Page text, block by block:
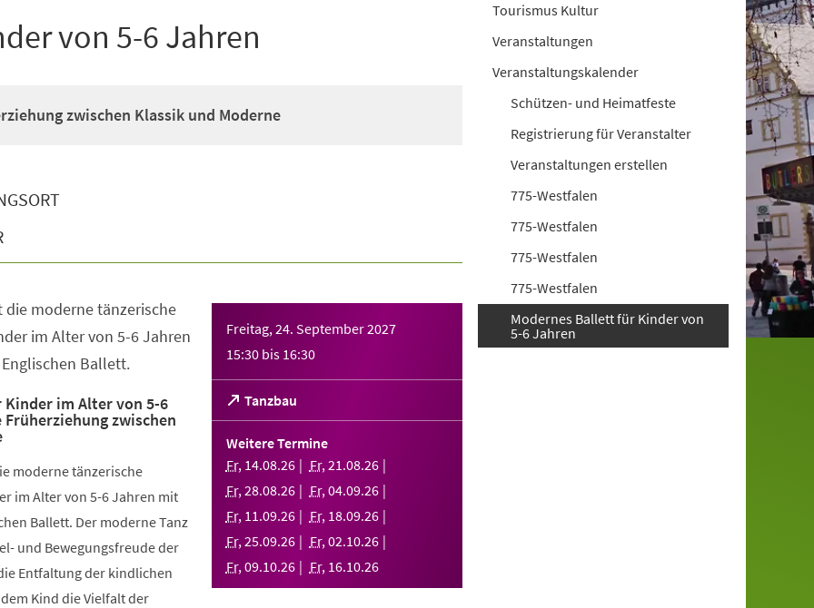
von 5-6 Jahren
zwischen Klassik und Moderne
Freitag, 24. September 2027
15:30 bis 16:30
Tanzbau
(Öffnet
in
einem
Tab)
Weitere Termine
Fr, 14.08.26 Fr,21.08.26
Fr,28.08.26 Fr,04.09.26
Fr, 11.09.26 Fr, 18.09.26
Fr,25.09.26 Fr,02.10.26
Fr,09.10.26 Fr, 16.10.26
die moderne tänzerische
im Alter von 5-6 Jahren
Ballett.
im Alter von 5-6
zwischen
moderne tänzerische
im Alter von 5-6 Jahren mit
Ballett. Der moderne Tanz
und Bewegungsfreude der
Entfaltung der kindlichen
Kind die Vielfalt der
Tourismus Kultur
Veranstaltungen
Veranstaltungskalender
Schützen- und Heimatfeste
Registrierung für Veranstalter
Veranstaltungen erstellen
775-Westfalen
775-Westfalen
775-Westfalen
775-Westfalen
Modernes Ballett für Kinder von
5-6 Jahren